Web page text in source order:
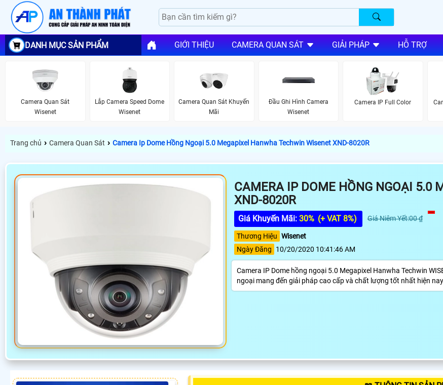
DANH MỤC SẢN PHẨM GIỚI THIỆU CAMERA QUAN SÁT GIẢI PHÁP HỖ TRỢ
Camera Quan Sát
Wisenet
Lắp Camera Speed Dome
Wisenet
Camera Quan Sát Khuyến
Mãi
Đầu Ghi Hình Camera
Wisenet
Camera IP Full Color
Trang chủ › Camera Quan Sát › Camera Ip Dome Hồng Ngoại 5.0 Megapixel Hanwha Techwin Wisenet XND-8020R
CAMERA IP DOME HỒNG NGOẠI 5.0
XND-8020R
Giá Khuyến Mãi: 30% (+ VAT 8%) Giá Niêm Yết:00 ₫
Thương Hiệu Wisenet
Ngày Đăng
10/20/2020 10:41:46 AM
Camera IP Dome hồng ngoại 5.0 Megapixel Hanwha Techwin
ngoại mang đến giải pháp cao cấp và chất lượng tốt nhất hiện